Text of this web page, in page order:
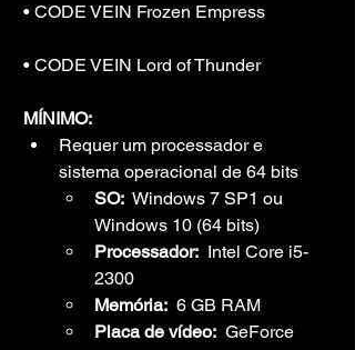
• CODE VEIN Frozen Empress
• CODE VEIN Lord of Thunder
MÍNIMO:
Requer um processador e
sistema operacional de 64 bits
SO: Windows 7 SP1 ou
Windows 10 (64 bits)
Processador: Intel Core i5-
2300
Memória: 6 GB RAM
Placa de vídeo: GeForce